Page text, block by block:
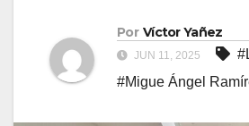
Por Víctor Yañez
JUN 11, 2025
#Migue Ángel